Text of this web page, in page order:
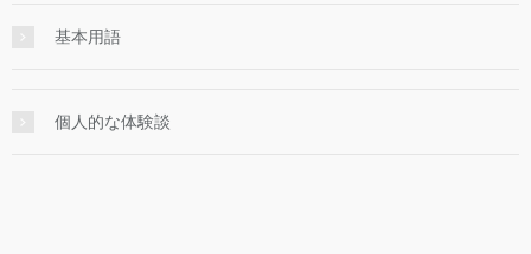
基本用語
個人的な体験談